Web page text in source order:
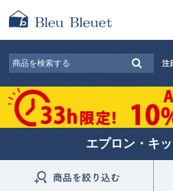
注
エプロン・キ